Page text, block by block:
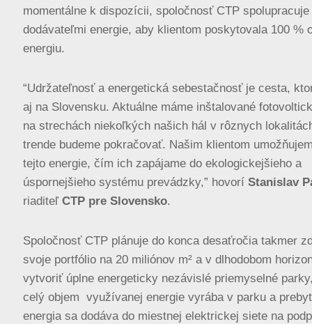
momentálne k dispozícii, spoločnosť CTP spolupracuje
dodávateľmi energie, aby klientom poskytovala 100 %
energiu.
“Udržateľnosť a energetická sebestačnosť je cesta,
aj na Slovensku. Aktuálne máme inštalované
na strechách niekoľkých našich hál v rôznych
trende budeme pokračovať. Našim klientom
tejto energie, čím ich zapájame do ekologickejšieho a
úspornejšieho systému prevádzky,” hovorí Stanislav
riaditeľ CTP pre Slovensko.
Spoločnosť CTP plánuje do konca desaťročia takmer
svoje portfólio na 20 miliónov m² a v dlhodobom
vytvoriť úplne energeticky nezávislé priemyselné
celý objem využívanej energie vyrába v parku a
energia sa dodáva do miestnej elektrickej siete na